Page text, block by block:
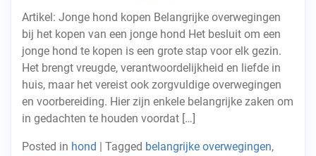
Artikel: Jonge hond kopen Belangrijke overwegingen
bij het kopen van een jonge hond Het besluit om een
jonge hond te kopen is een grote stap voor elk gezin.
Het brengt vreugde, verantwoordelijkheid en liefde in
huis, maar het vereist ook zorgvuldige overwegingen
en voorbereiding. Hier zijn enkele belangrijke zaken om
in gedachten te houden voordat […]
Posted in hond | Tagged belangrijke overwegingen,